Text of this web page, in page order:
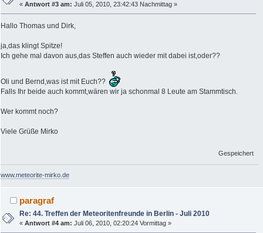
«Antwort #3 am: Juli 05, 2010, 23:42:43 Nachmittag »
Hallo Thomas und Dirk,
ja,das klingt Spitze!
Ich gehe mal davon aus,das Steffen auch wieder mit dabei ist,oder??
Oli und Bernd,was ist mit Euch??
Falls Ihr beide auch kommt,wären wir ja schonmal 8 Leute am Stammtisch.
Wer kommt noch?
Viele Grüße Mirko
Gespeichert
www.meteorite-mirko.de
paragraf
Re: 44. Treffen der Meteoritenfreunde in Berlin - Juli 2010
«Antwort #4 am: Juli 06, 2010, 02:20:24 Vormittag »